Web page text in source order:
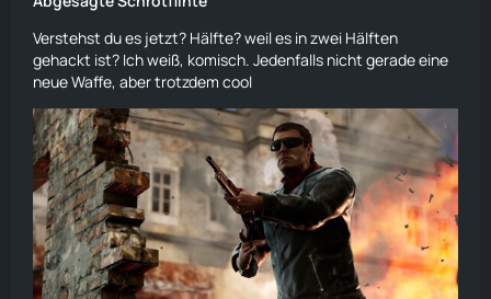
Verstehst du es jetzt? Hälfte? weil es in zwei Hälften
gehackt ist? Ich weiß, komisch. Jedenfalls nicht gerade eine
neue Waffe, aber trotzdem cool